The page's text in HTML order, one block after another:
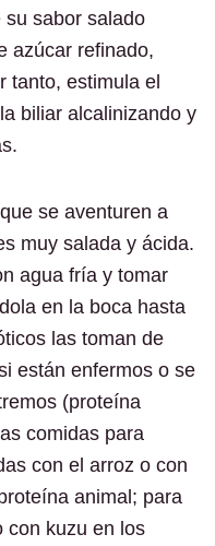
su sabor salado
azúcar refinado,
tanto, estimula el
biliar alcalinizando y
se aventuren a
muy salada y ácida.
agua fría y tomar
en la boca hasta
las toman de
están enfermos o se
(proteína
comidas para
con el arroz o con
animal; para
con kuzu en los